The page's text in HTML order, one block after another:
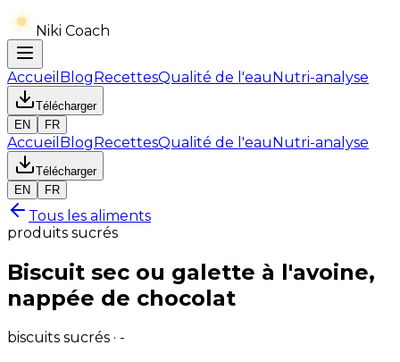
Niki Coach
Accueil BlogRecettesQualité de l'eauNutri-analyse
Télécharger
EN
FR
Accueil BlogRecettesQualité de l'eauNutri-analyse
Télécharger
EN
FR
Tous les aliments
produits sucrés
Biscuit sec ou galette à l'avoine,
nappée de chocolat
biscuits sucrés · -